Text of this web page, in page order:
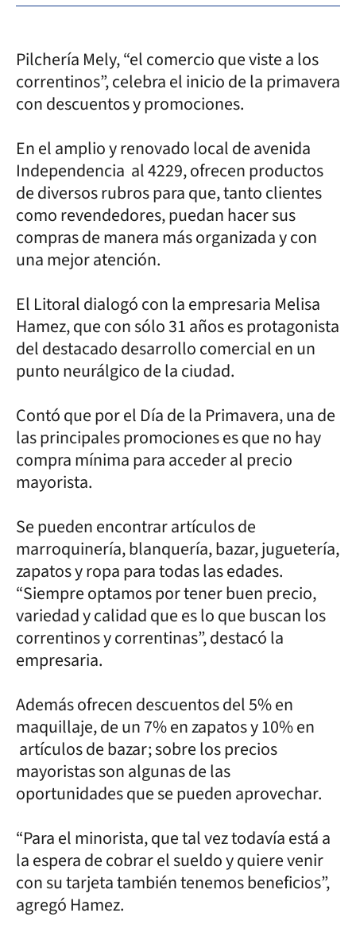
Pilchería Mely, “el comercio que viste a los
correntinos”, celebra el inicio de la primavera
con descuentos y promociones.
En el amplio y renovado local de avenida
Independencia al 4229, ofrecen productos
de diversos rubros para que, tanto clientes
como revendedores, puedan hacer sus
compras de manera más organizada y con
una mejor atención.
El Litoral dialogó con la empresaria Melisa
Hamez, que con sólo 31 años es protagonista
del destacado desarrollo comercial en un
punto neurálgico de la ciudad.
Contó que por el Día de la Primavera, una de
las principales promociones es que no hay
compra mínima para acceder al precio
mayorista.
Se pueden encontrar artículos de
marroquinería, blanquería, bazar, juguetería,
zapatos y ropa para todas las edades.
“Siempre optamos por tener buen precio,
variedad y calidad que es lo que buscan los
correntinos y correntinas”, destacó la
empresaria.
Además ofrecen descuentos del 5% en
maquillaje, de un 7% en zapatos y 10% en
artículos de bazar; sobre los precios
mayoristas son algunas de las
oportunidades que se pueden aprovechar.
“Para el minorista, que tal vez todavía está a
la espera de cobrar el sueldo y quiere venir
con su tarjeta también tenemos beneficios”,
agregó Hamez.